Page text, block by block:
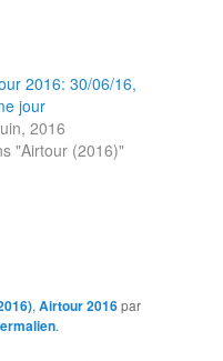
2016: 30/06/16,
jour
2016
"Airtour (2016)"
,Airtour 2016par
.